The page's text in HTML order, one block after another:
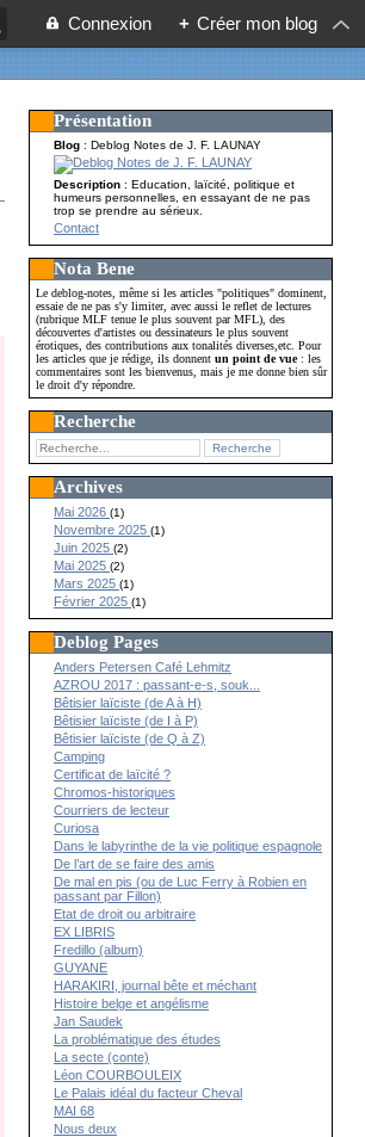
Connexion + Créer mon blog
Présentation
Blog : Deblog Notes de J. F. LAUNAY
Description: Education, laïcité, politique et
humeurs personnelles, en essayant de ne pas
trop se prendre au sérieux.
Contact
Nota Bene
Le deblog-notes, même si les articles "politiques" dominent,
essaie de ne pas s'y limiter, avec aussi le reflet de lectures
(rubrique MLF tenue le plus souvent par MFL), des
découvertes d'artistes ou dessinateurs le plus souvent
érotiques, des contributions aux tonalités diverses,etc. Pour
les articles que je rédige, ils donnentun point de vue: les
commentaires sont les bienvenus, mais je me donne bien sûr
le droit d'y répondre.
Recherche
Archives
Mai 2026(1)
Novembre 2025(1)
Juin 2025(2)
Mai 2025(2)
Mars 2025(1)
Février 2025(1)
Deblog Pages
Anders Petersen Café Lehmitz
AZROU 2017 : passant-e-s, souk...
Bêtisier laïciste (de A à H)
Bêtisier laïciste (de I à P)
Bêtisier laïciste (de Q à Z)
Camping
Certificat de laïcité ?
Chromos-historiques
Courriers de lecteur
Curiosa
Dans le labyrinthe de la vie politique espagnole
De l’art de se faire des amis
De mal en pis (ou de Luc Ferry à Robien en
passant par Fillon)
Etat de droit ou arbitraire
EX LIBRIS
Fredillo (album)
GUYANE
HARAKIRI, journal bête et méchant
Histoire belge et angélisme
Jan Saudek
La problématique des études
La secte (conte)
Léon COURBOULEIX
Le Palais idéal du facteur Cheval
MAI 68
Nous deux